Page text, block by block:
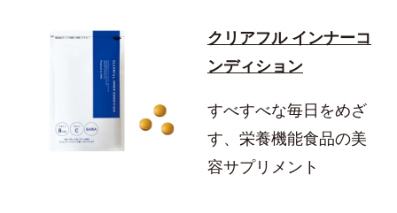
クリアフル インナーコ
ンディション
すべすべな毎日をめざ
す、栄養機能食品の美
容サプリメント